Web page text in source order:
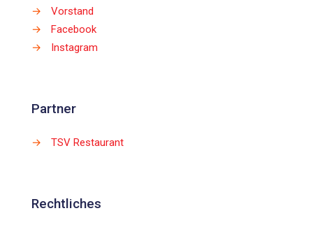
→
Vorstand
→
Facebook
→
Instagram
Partner
→ TSV Restaurant
Rechtliches